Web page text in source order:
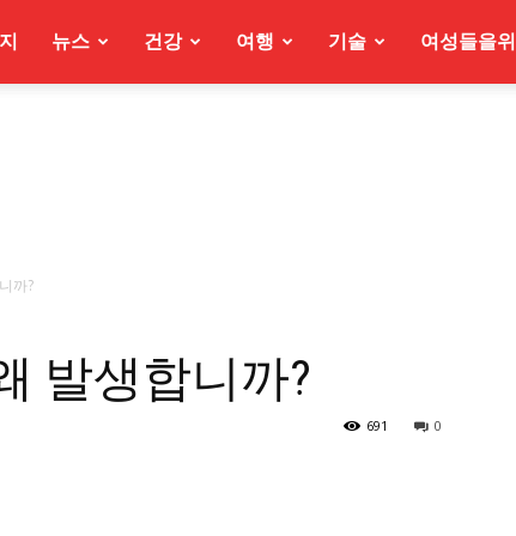
뉴스 건강 여행 기술 여성들을
까?
발생합니까?
0
691